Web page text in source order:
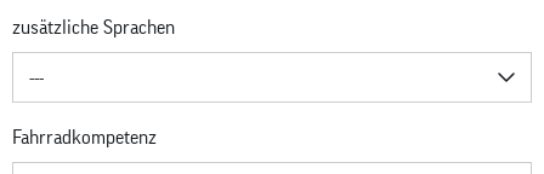
zusätzliche Sprachen
---
Fahrradkompetenz